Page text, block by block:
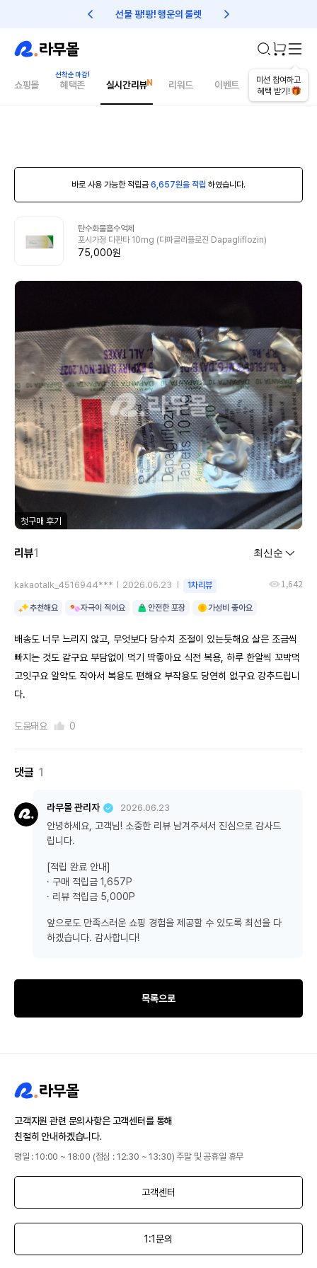
선물 팡!팡! 행운의 룰렛 친구초대 1만원 리워드!
미션 참여하고
혜택 받기!
쇼핑몰 혜택존 실시간리뷰 리워드 이벤트 건강매거진
바로 사용 가능한 적립금 6,657원을 적립 하였습니다.
탄수화물흡수억제
포시가정 다판타 10mg (다파글리플로진 Dapagliflozin)
75,000원
첫구매 후기
리뷰1
kakaotalk_4516944*** 2026.06.23 1차리뷰 1,642
추천해요 자극이 적어요 안전한 포장 가성비 좋아요
배송도 너무 느리지 않고, 무엇보다 당수치 조절이 있는듯해요 살은 조금씩
빠지는 것도 같구요 부담없이 먹기 딱좋아요 식전 복용, 하루 한알씩 꼬박먹
고잇구요 알약도 작아서 복용도 편해요 부작용도 당연히 없구요 강추드립니
다.
도움돼요 0
댓글 1
라무몰 관리자 2026.06.23
안녕하세요, 고객님! 소중한 리뷰 남겨주셔서 진심으로 감사드
립니다.
[적립 완료 안내]
· 구매 적립금 1,657P
· 리뷰 적립금 5,000P
앞으로도 만족스러운 쇼핑 경험을 제공할 수 있도록 최선을 다
하겠습니다. 감사합니다!
목록으로
고객지원 관련 문의사항은 고객센터를 통해
친절히 안내하겠습니다.
평일 : 10:00 ~ 18:00 (점심 : 12:30 ~ 13:30) 주말 및 공휴일 휴무
고객센터
1:1문의